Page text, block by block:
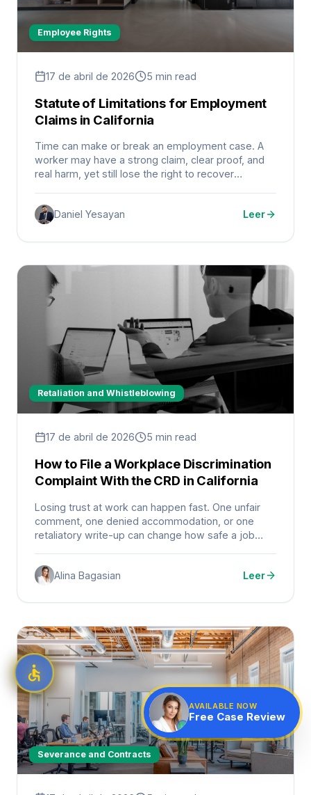
Employee Rights
17 de abril de 2026 5 min read
Statute of Limitations for Employment
Claims in California
Time can make or break an employment case. A
worker may have a strong claim, clear proof, and
real harm, yet still lose the right to recover
Daniel Yesayan Leer
Retaliation and Whistleblowing
17 de abril de 2026 5 min read
How to File a Workplace Discrimination
Complaint With the CRD in California
Losing trust at work can happen fast. One unfair
comment, one denied accommodation, or one
retaliatory write-up can change how safe a job
Alina Bagasian Leer
Severance and Contracts
AVAILABLE NOW
Free Case Review